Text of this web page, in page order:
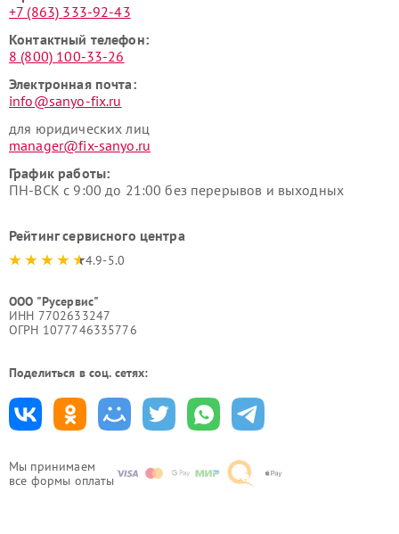
Мы принимаем
все формы оплаты
+7 (863) 333-92-43
Контактный телефон:
8 (800) 100-33-26
Электронная почта:
info@sanyo-fix.ru
для юридических лиц
manager@fix-sanyo.ru
График работы:
ПН-ВСК с 9:00 до 21:00 без перерывов и выходных
Рейтинг сервисного центра
4.9-5.0
ООО "Русервис"
ИНН 7702633247
ОГРН 1077746335776
Поделиться в соц. сетях: